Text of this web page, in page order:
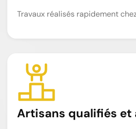
Travaux réalisés rapidement
Artisans qualifiés et